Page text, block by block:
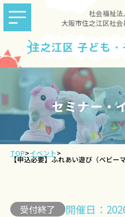
社会福祉法
大阪市住之江区社
住之江区 子ども
セミナー・
TOP>イベント>
【申込必要】ふれあい遊び（ベビー
受付終了 開催日：